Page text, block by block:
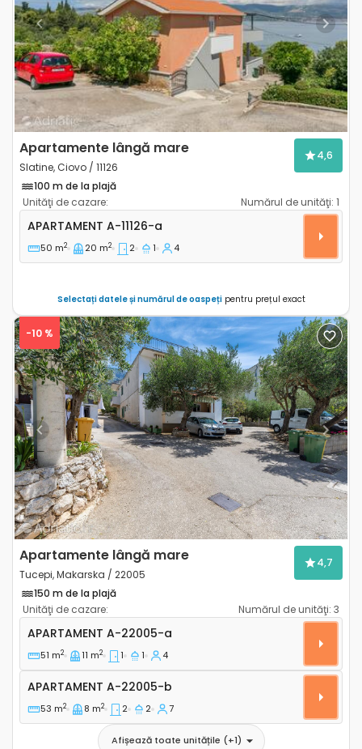
Previous Next
Apartamente lângă mare
Slatine, Ciovo / 11126
4,6
100 m de la plajă
Unităţi de cazare:
Numărul de unităţi: 1
Apartament cu două camere Slatine, Ciovo A-11126-a
APARTAMENT A-11126-a
50 m2 20 m2 2 1 4
Selectați datele și numărul de oaspețipentru prețul exact
Previous Next
-10 %
Apartamente lângă mare
Tucepi, Makarska / 22005
4,7
150 m de la plajă
Unităţi de cazare:
Numărul de unităţi: 3
Apartament cu o cameră Tucepi, Makarska A-
APARTAMENT A-22005-a
51 m2 11 m2 1 1 4
Apartament A-22005-b
APARTAMENT A-22005-b
53 m2 8 m2 2 2 7
Afișează toate unitățile (+1)